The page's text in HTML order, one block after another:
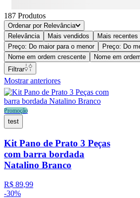
187 Produtos
Ordenar por Relevância
Relevância
Mais vendidos Mais recentes
Preço: Do maior para o menor
Preço: Do
Nome em ordem crescente
Nome em
Filtrar
Mostrar anteriores
Promoção
test
Kit Pano de Prato 3 Peças
com barra bordada
Natalino Branco
R$ 89,99
-30%